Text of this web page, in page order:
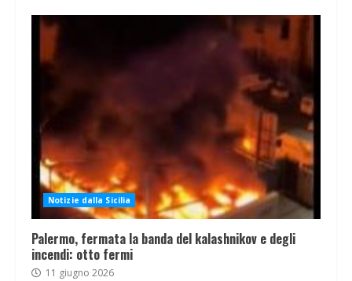
Notizie dalla Sicilia
Palermo, fermata la banda del kalashnikov e degli
incendi: otto fermi
11 giugno 2026